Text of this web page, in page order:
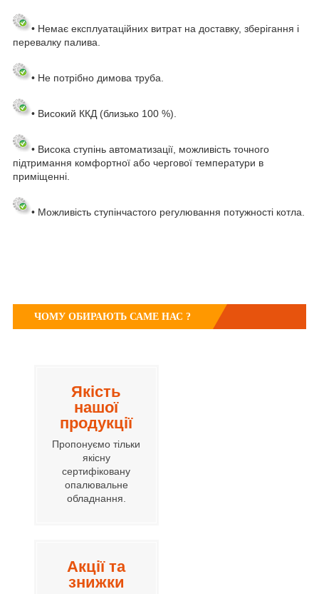
• Немає експлуатаційних витрат на доставку, зберігання і
перевалку палива.
• Не потрібно димова труба.
• Високий ККД (близько 100 %).
• Висока ступінь автоматизації, можливість точного
підтримання комфортної або чергової температури в
приміщенні.
• Можливість ступінчастого регулювання потужності котла.
ЧОМУ ОБИРАЮТЬ САМЕ НАС ?
Якість
нашої
продукції
Пропонуємо тільки
якісну
сертифіковану
опалювальне
обладнання.
Акції та
знижки